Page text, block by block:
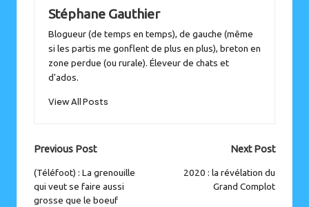
Stéphane Gauthier
Blogueur (de temps en temps), de gauche (même
si les partis me gonflent de plus en plus), breton en
zone perdue (ou rurale). Éleveur de chats et
d'ados.
View All Posts
Post
navigation
Previous Post
(Téléfoot) : La grenouille
qui veut se faire aussi
grosse que le boeuf
Next Post
2020 : la révélation du
Grand Complot